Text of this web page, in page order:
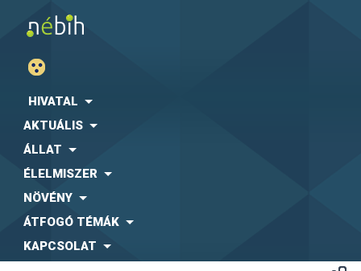
HIVATAL
AKTUÁLIS
ÁLLAT
ÉLELMISZER
NÖVÉNY
ÁTFOGÓ TÉMÁK
KAPCSOLAT